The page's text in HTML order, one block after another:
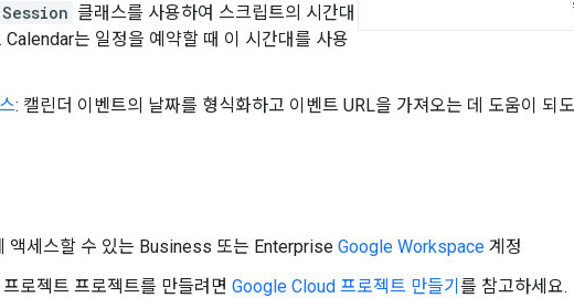
Session 클래스를 사용하여 스크립트의 시간대
. Calendar는 일정을 예약할 때 이 시간대를 사용
: 캘린더 이벤트의 날짜를 형식화하고 이벤트 URL을 가져오는 데 도움이 되
액세스할 수 있는 Business 또는 Enterprise Google Workspace 계정
프로젝트 프로젝트를 만들려면 Google Cloud 프로젝트 만들기 를 참고하세요.